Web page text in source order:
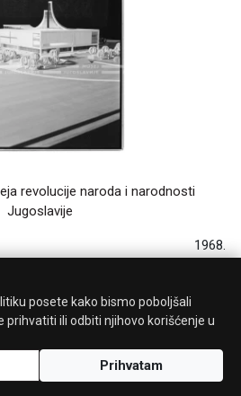
revolucije naroda i narodnosti
Jugoslavije
1968.
posete kako bismo poboljšali
prihvatiti ili odbiti njihovo korišćenje u
Prihvatam